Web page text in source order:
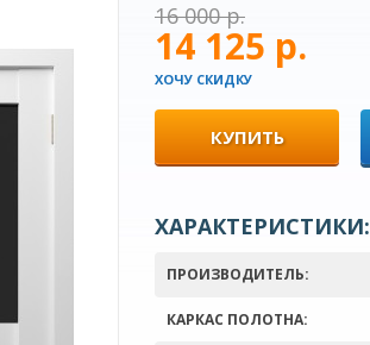
16 000 р.
14 125 р.
ХОЧУ СКИДКУ
КУПИТЬ
ХАРАКТЕРИСТИКИ:
ПРОИЗВОДИТЕЛЬ:
КАРКАС ПОЛОТНА: